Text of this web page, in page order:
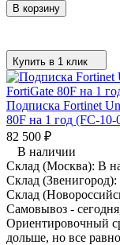
В корзину
Купить в 1 клик
Подписка Fortinet
80F на 1 год (FC-
82 500 ₽
В наличии
Склад (Москва): В
Склад (Звенигород):
Склад
Самовывоз -
Ориентировочный
дольше, но все